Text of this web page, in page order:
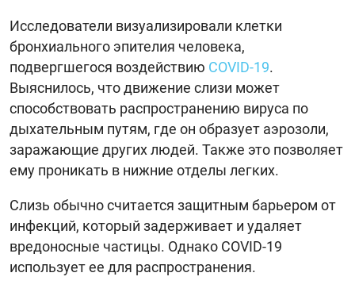
Исследователи визуализировали клетки
бронхиального эпителия человека,
подвергшегося воздействию COVID-19.
Выяснилось, что движение слизи может
способствовать распространению вируса по
дыхательным путям, где он образует аэрозоли,
заражающие других людей. Также это позволяет
ему проникать в нижние отделы легких.
Слизь обычно считается защитным барьером от
инфекций, который задерживает и удаляет
вредоносные частицы. Однако COVID-19
использует ее для распространения.